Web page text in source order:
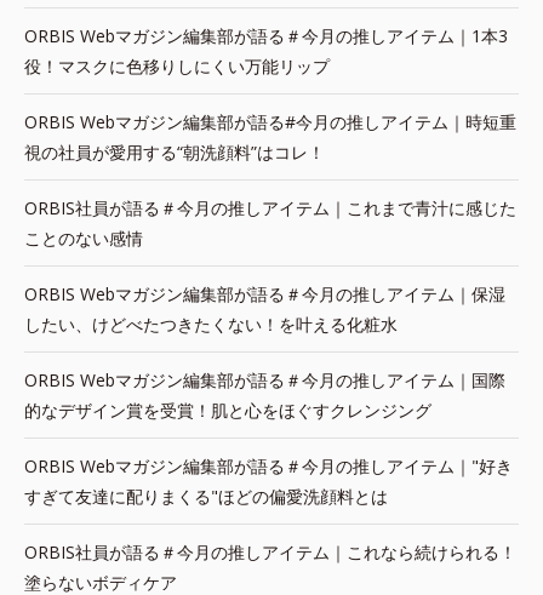
ORBIS Webマガジン編集部が語る＃今月の推しアイテム｜1本3
役！マスクに色移りしにくい万能リップ
ORBIS Webマガジン編集部が語る#今月の推しアイテム｜時短重
視の社員が愛用する“朝洗顔料”はコレ！
ORBIS社員が語る＃今月の推しアイテム｜これまで青汁に感じた
ことのない感情
ORBIS Webマガジン編集部が語る＃今月の推しアイテム｜保湿
したい、けどべたつきたくない！を叶える化粧水
ORBIS Webマガジン編集部が語る＃今月の推しアイテム｜国際
的なデザイン賞を受賞！肌と心をほぐすクレンジング
ORBIS Webマガジン編集部が語る＃今月の推しアイテム｜"好き
すぎて友達に配りまくる"ほどの偏愛洗顔料とは
ORBIS社員が語る＃今月の推しアイテム｜これなら続けられる！
塗らないボディケア